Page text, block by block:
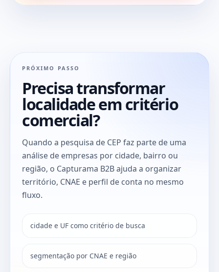
PRÓXIMO PASSO
Precisa transformar
localidade em critério
comercial?
Quando a pesquisa de CEP faz parte de uma
análise de empresas por cidade, bairro ou
região, o Capturama B2B ajuda a organizar
território, CNAE e perfil de conta no mesmo
fluxo.
cidade e UF como critério de busca
segmentação por CNAE e região